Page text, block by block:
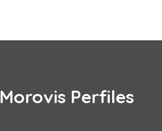
Morovis Perfiles